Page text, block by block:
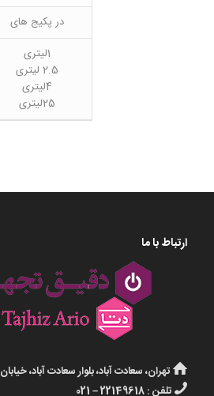
در پکیج های
1لیتری
2.5 لیتری
4لیتری
25لیتری
ارتباط با ما
تهران، سعادت آباد، بلوار سعادت آباد، خیابان ۳۴ ام، پلاک ۷۶، واحد ۱۴
تلفن : 22149618 – 021